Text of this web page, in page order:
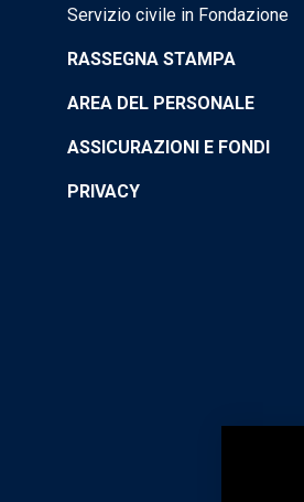
Servizio civile in Fondazione
RASSEGNA STAMPA
AREA DEL PERSONALE
ASSICURAZIONI E FONDI
PRIVACY